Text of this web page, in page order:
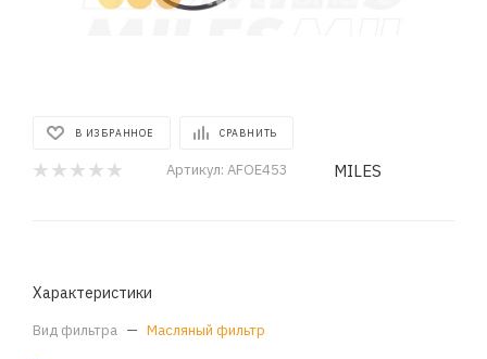
В ИЗБРАННОЕ СРАВНИТЬ
Артикул: AFOE453 MILES
Характеристики
Вид фильтра — Масляный фильтр